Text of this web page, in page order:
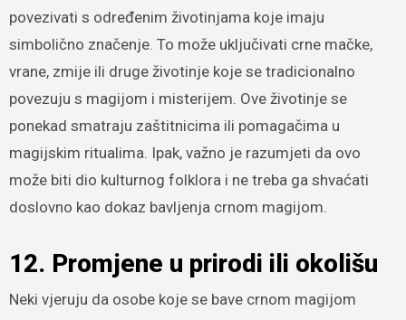
povezivati s određenim životinjama koje imaju
simbolično značenje. To može uključivati crne mačke,
vrane, zmije ili druge životinje koje se tradicionalno
povezuju s magijom i misterijem. Ove životinje se
ponekad smatraju zaštitnicima ili pomagačima u
magijskim ritualima. Ipak, važno je razumjeti da ovo
može biti dio kulturnog folklora i ne treba ga shvaćati
doslovno kao dokaz bavljenja crnom magijom.
12. Promjene u prirodi ili okolišu
Neki vjeruju da osobe koje se bave crnom magijom